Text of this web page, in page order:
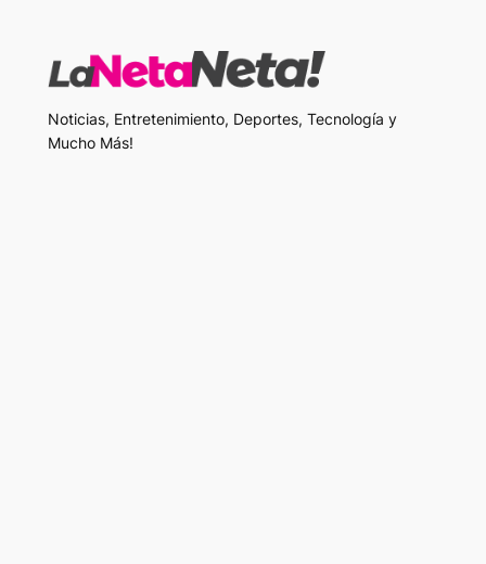
Noticias, Entretenimiento, Deportes, Tecnología y
Mucho Más!